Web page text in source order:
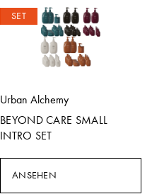
SET
Urban Alchemy
BEYOND CARE SMALL
INTRO SET
ANSEHEN